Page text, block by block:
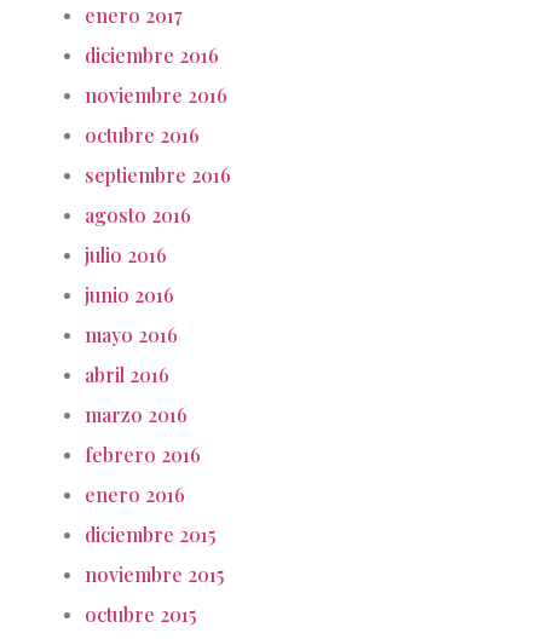
enero 2017
diciembre 2016
noviembre 2016
octubre 2016
septiembre 2016
agosto 2016
julio 2016
junio 2016
mayo 2016
abril 2016
marzo 2016
febrero 2016
enero 2016
diciembre 2015
noviembre 2015
octubre 2015